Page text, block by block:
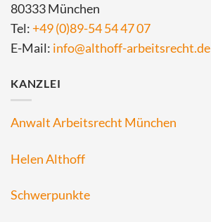
80333 München
Tel: +49 (0)89-54 54 47 07
E-Mail: info@althoff-arbeitsrecht.de
KANZLEI
Anwalt Arbeitsrecht München
Helen Althoff
Schwerpunkte